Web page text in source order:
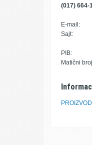
(017) 664-
E-mail:
Sajt:
PIB:
Matični